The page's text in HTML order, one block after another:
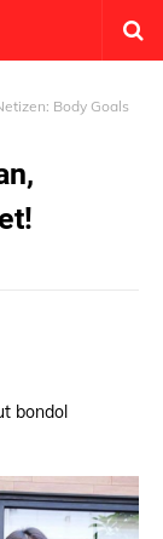
Body Goals
bondol